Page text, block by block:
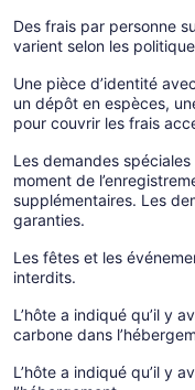
Des frais par personne
varient selon les
Une pièce d’identité
un dépôt en espèces,
pour couvrir les frais
Les demandes
moment de
supplémentaires. Les
garanties.
Les fêtes et les
interdits.
L’hôte a indiqué qu’il y
carbone dans
L’hôte a indiqué qu’il y